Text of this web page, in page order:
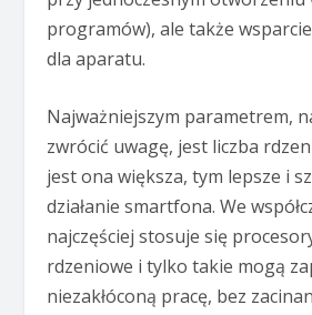
programów), ale także
dla aparatu.
Najważniejszym parametrem,
zwrócić uwagę, jest liczba
jest ona większa, tym lepsze i
działanie smartfona. We
najczęściej stosuje się
rdzeniowe i tylko takie mogą
niezakłóconą pracę, bez